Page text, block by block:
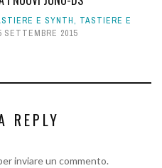
E SYNTH, TASTIERE E
SETTEMBRE 2015
REPLY
inviare un commento.